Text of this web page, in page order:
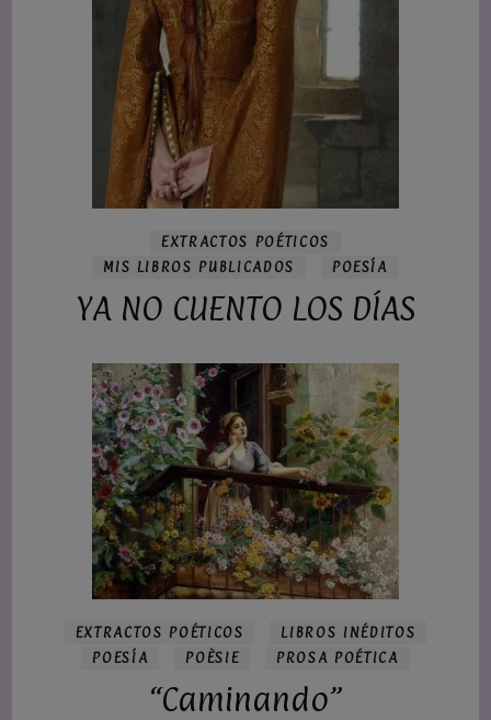
EXTRACTOS POÉTICOS
MIS LIBROS PUBLICADOS
POESÍA
YA NO CUENTO LOS DÍAS
EXTRACTOS POÉTICOS
LIBROS INÉDITOS
POESÍA
POÈSIE PROSA POÉTICA
“Caminando”